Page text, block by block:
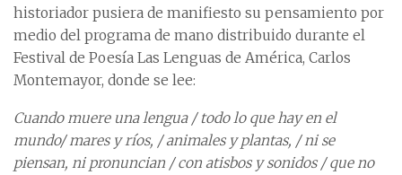
historiador pusiera de manifiesto su pensamiento por
medio del programa de mano distribuido durante el
Festival de Poesía Las Lenguas de América, Carlos
Montemayor, donde se lee:
Cuando muere una lengua / todo lo que hay en el
mundo/ mares y ríos, / animales y plantas, / ni se
piensan, ni pronuncian / con atisbos y sonidos / que no